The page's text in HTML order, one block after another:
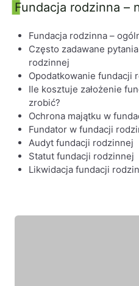
Fundacja rodzinna –
Fundacja rodzinna –
Często zadawane
rodzinnej
Opodatkowanie fundacji
Ile kosztuje założenie
zrobić?
Ochrona majątku w
Fundator w fundacji
Audyt fundacji rodzinnej
Statut fundacji rodzinnej
Likwidacja fundacji